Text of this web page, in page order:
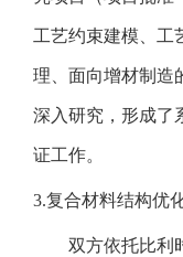
工艺约束建模、工
理、面向增材制造
深入研究，形成了
证工作。
3.复合材料结构优
双方依托比利